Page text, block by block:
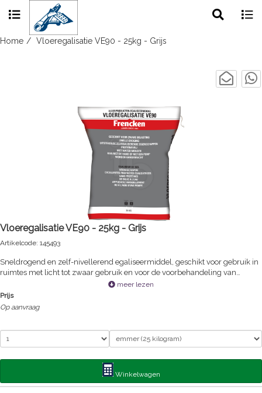
Skip
Home Vloeregalisatie VE90 - 25kg - Grijs
Vloeregalisatie VE90 - 25kg - Grijs
Artikelcode: 145493
Sneldrogend en zelf-nivellerend egaliseermiddel, geschikt voor gebruik in
ruimtes met licht tot zwaar gebruik en voor de voorbehandeling van
onbeschadigde absorberende en niet-absorberende ondervloeren,
voorafgaand aan de installatie van een nieuwe vloerbedekking
meer lezen
Prijs
Op aanvraag
Winkelwagen